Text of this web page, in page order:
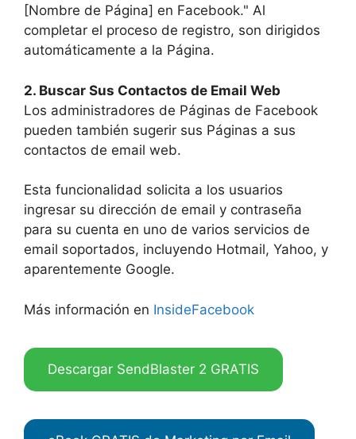
[Nombre de Página] en Facebook." Al
completar el proceso de registro, son dirigidos
automáticamente a la Página.
2. Buscar Sus Contactos de Email Web
Los administradores de Páginas de Facebook
pueden también sugerir sus Páginas a sus
contactos de email web.
Esta funcionalidad solicita a los usuarios
ingresar su dirección de email y contraseña
para su cuenta en uno de varios servicios de
email soportados, incluyendo Hotmail, Yahoo, y
aparentemente Google.
Más información en InsideFacebook
Descargar SendBlaster 2 GRATIS